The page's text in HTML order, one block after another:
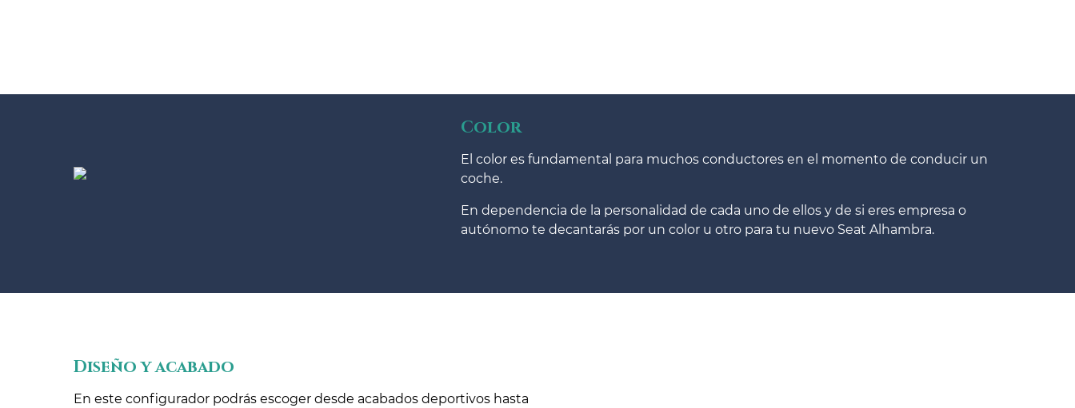
Color
El color es fundamental para muchos conductores en el momento de conducir un
coche.
En dependencia de la personalidad de cada uno de ellos y de si eres empresa o
autónomo te decantarás por un color u otro para tu nuevo Seat Alhambra.
Diseño y acabado
En este configurador podrás escoger desde acabados deportivos hasta